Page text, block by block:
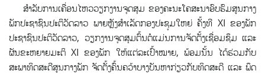
ສຳລັບການເຄື່ອນໄຫວວຽກງານຈຸດສຸມ ຂອງຄະນະໂຄສະນາອົບຮົມສູນກາງ
ພັກປະຊາຊົນປະຕິວັດລາວ ພາຍຫຼັງສໍາເລັດກອງປະຊຸມໃຫຍ່ ຄັ້ງທີ XI ຂອງພັກ
ປະຊາຊົນປະຕິວັດລາວ, ວຽກງານຈຸດສຸມຕົ້ນຕໍແມ່ນການຈັດຕັ້ງເຊື່ອມຊຶມ ແລະ
ຜັນຂະຫຍາຍມະຕິ XI ຂອງພັກ ໃຫ້ແຕ່ລະເປົ້າໝາຍ, ພ້ອມນັ້ນ ໄດ້ຮ່ວມກັບ
ສະພາທິດສະດີສູນກາງພັກ ຈັດຕັ້ງຄົ້ນຄວ້າບາງບັນຫາກ່ຽວກັບທິດສະດີ ແລະ ພຶດ